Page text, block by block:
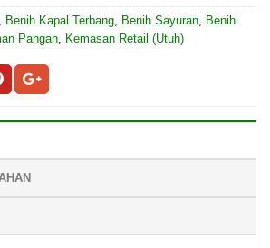
Benih Kapal Terbang Benih Sayuran
Benih
Pangan Kemasan Retail (Utuh)